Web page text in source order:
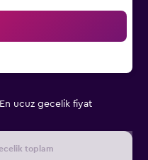
En ucuz gecelik fiyat
toplam